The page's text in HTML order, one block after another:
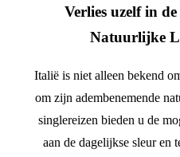
Verlies uzelf in
Natuurlijke
Italië is niet alleen bekend
om zijn adembenemende
singlereizen bieden u de
aan de dagelijkse sleur en